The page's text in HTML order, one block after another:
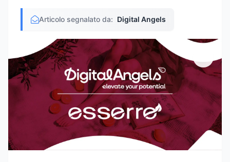
Articolo segnalato da: Digital Angels